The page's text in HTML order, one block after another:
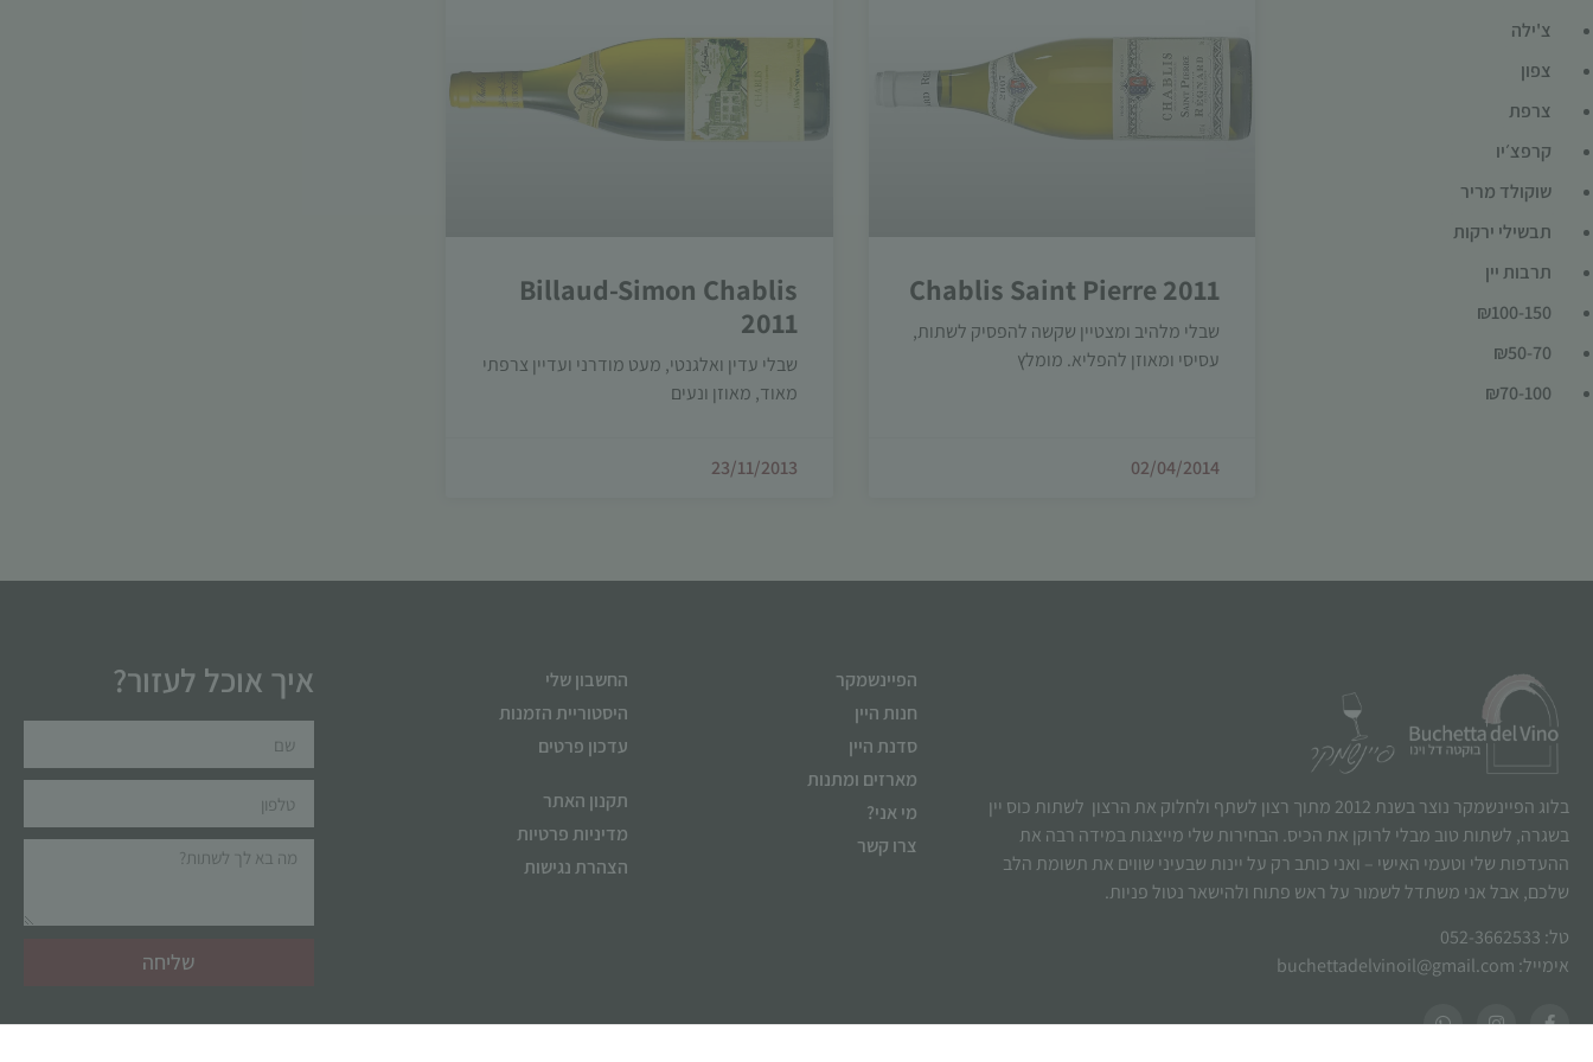
צ'ילה
צפון
צרפת
קרפצ׳יו
שוקולד מריר
תבשילי ירקות
תרבות יין
₪100-150
₪50-70
₪70-100
Chablis Saint Pierre 2011
שבלי מלהיב ומצטיין שקשה להפסיק לשתות,
עסיסי ומאוזן להפליא. מומלץ
02/04/2014
Billaud-Simon Chablis
2011
שבלי עדין ואלגנטי, מעט מודרני ועדיין צרפתי
מאוד, מאוזן ונעים
23/11/2013
בלוג הפיינשמקר נוצר בשנת 2012 מתוך רצון לשתף ולחלוק את הרצון לשתות כוס יין
בשגרה, לשתות טוב מבלי לרוקן את הכיס. הבחירות שלי מייצגות במידה רבה את
ההעדפות שלי וטעמי האישי – ואני כותב רק על יינות שבעיני שווים את תשומת הלב
שלכם, אבל אני משתדל לשמור על ראש פתוח ולהישאר נטול פניות.
טל: 052-3662533
אימייל: buchettadelvinoil@gmail.com
הפיינשמקר
חנות היין
סדנת היין
מארזים ומתנות
מי אני?
צרו קשר
החשבון שלי
היסטוריית הזמנות
עדכון פרטים
תקנון האתר
מדיניות פרטיות
הצהרת נגישות
איך אוכל לעזור?
שליחה
להיעלם.
שיווקי
על ידי
ביקורך
באתר,
ההזדמנות
לראות
מותאמות